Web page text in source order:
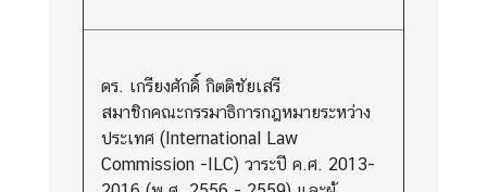
ดร. เกรียงศักดิ์ กิตติชัยเสรี
สมาชิกคณะกรรมาธิการกฎหมายระหว่าง
ประเทศ (International Law
Commission -ILC) วาระปี ค.ศ. 2013-